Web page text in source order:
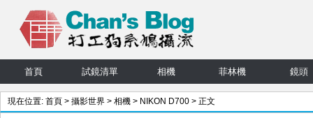
首頁 試鏡清單 相機 菲林機 鏡頭
現在位置: 首頁 > 攝影世界 > 相機 > NIKON D700 > 正文